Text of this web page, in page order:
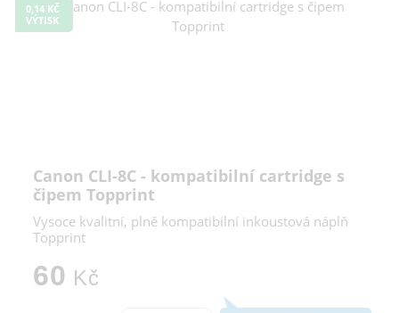
0,14 KČ
VÝTISK
Canon CLI-8C - kompatibilní cartridge s
čipem Topprint
Vysoce kvalitní, plně kompatibilní inkoustová náplň
Topprint
60 Kč